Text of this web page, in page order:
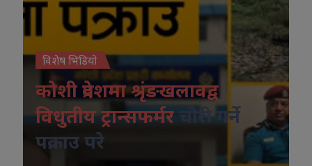
विशेष भिडियो
कोशी प्रदेशमा श्रृंङखलावद्व
विधुतीय ट्रान्सफर्मर
चोरी गर्ने
पक्राउ परे